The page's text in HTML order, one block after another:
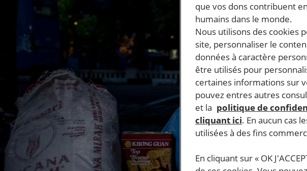
que vos dons contribuent
humains dans le monde.
Nous utilisons des cookies
site, personnaliser le
données à caractère
être utilisés pour
certaines informations sur
pouvez entres autres
et la politique de
cliquant ici. En aucun cas
utilisées à des fins
En cliquant sur « OK